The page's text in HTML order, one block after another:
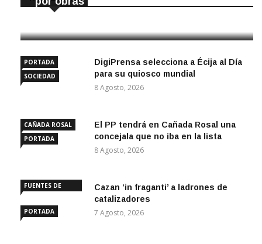
PORTADA
SOCIEDAD
DigiPrensa selecciona a Écija al Día
para su quiosco mundial
8 Agosto, 2026
CAÑADA ROSAL
PORTADA
El PP tendrá en Cañada Rosal una
concejala que no iba en la lista
8 Agosto, 2026
FUENTES DE
PORTADA
Cazan ‘in fraganti’ a ladrones de
catalizadores
7 Agosto, 2026